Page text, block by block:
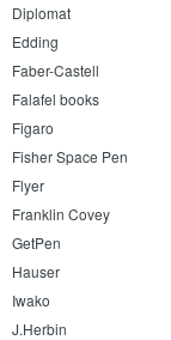
Diplomat
Edding
Faber-Castell
Falafel books
Figaro
Fisher Space Pen
Flyer
Franklin Covey
GetPen
Hauser
Iwako
J.Herbin